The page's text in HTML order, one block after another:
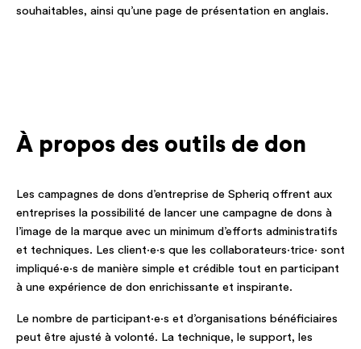
souhaitables, ainsi qu’une page de présentation en anglais.
À propos des outils de don
Les campagnes de dons d’entreprise de Spheriq offrent aux
entreprises la possibilité de lancer une campagne de dons à
l’image de la marque avec un minimum d’efforts administratifs
et techniques. Les client·e·s que les collaborateurs·trice· sont
impliqué·e·s de manière simple et crédible tout en participant
à une expérience de don enrichissante et inspirante.
Le nombre de participant·e·s et d’organisations bénéficiaires
peut être ajusté à volonté. La technique, le support, les